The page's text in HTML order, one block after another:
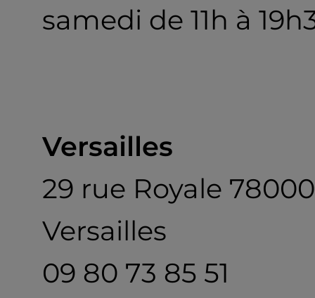
samedi de 11h à
Versailles
29 rue Royale 78000
Versailles
09 80 73 85 51